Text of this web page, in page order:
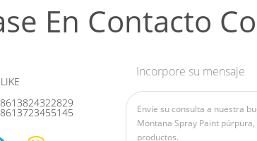
En Contacto
Incorpore su mensaje